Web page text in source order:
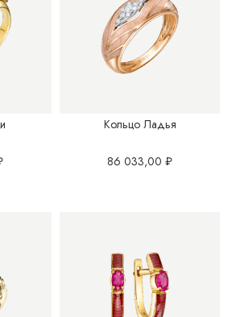
Кольцо Ладья
86 033,00 ₽